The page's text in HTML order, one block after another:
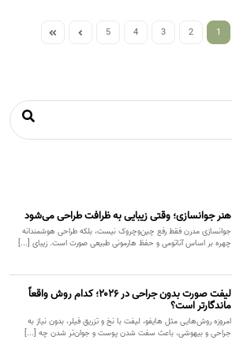
1
2
3
4
5
هنر جوانسازی؛ وقتی زیبایی به ظرافت طراحی می‌شود
جوانسازی مدرن فقط رفع چین‌وچروک نیست، بلکه طراحی هوشمندانه
چهره بر اساس آناتومی و حفظ هارمونی طبیعی صورت است. زیبای [...]
لیفت صورت بدون جراحی در ۲۰۲۶؛ کدام روش واقعاً
ماندگارتر است؟
امروزه روش‌هایی مثل هایفو، لیفت با نخ و تزریق فیلر، بدون نیاز به
جراحی و بیهوشی، باعث سفت شدن پوست و جوان‌تر شدن چه [...]